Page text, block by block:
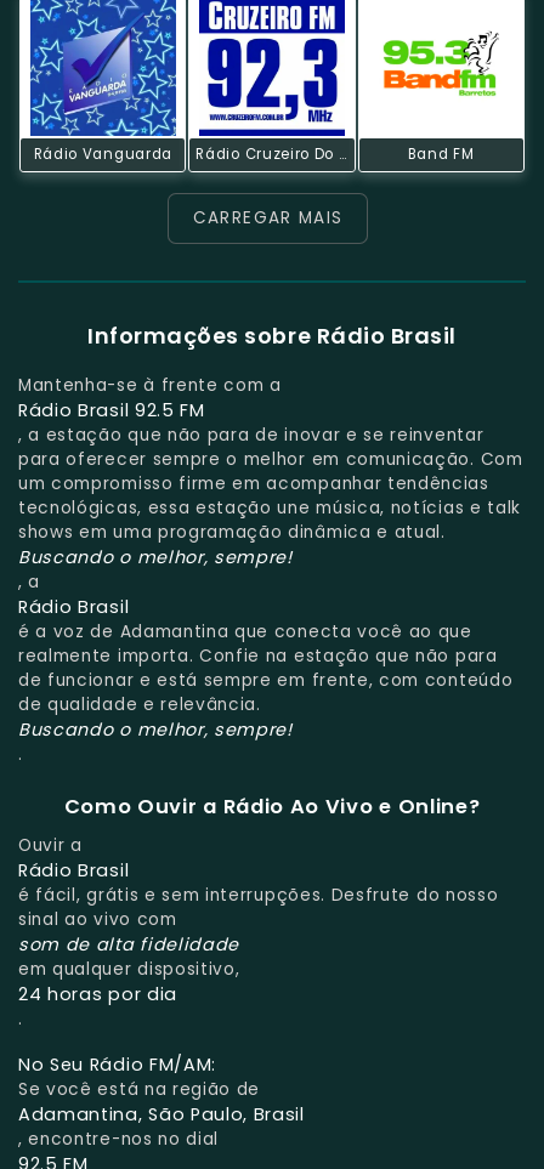
Rádio Vanguarda Rádio Cruzeiro Do Sul Band FM
CARREGAR MAIS
Informações sobre Rádio Brasil
Mantenha-se à frente com a
Rádio Brasil 92.5 FM
, a estação que não para de inovar e se reinventar
para oferecer sempre o melhor em comunicação. Com
um compromisso firme em acompanhar tendências
tecnológicas, essa estação une música, notícias e talk
shows em uma programação dinâmica e atual.
Buscando o melhor, sempre!
, a
Rádio Brasil
é a voz de Adamantina que conecta você ao que
realmente importa. Confie na estação que não para
de funcionar e está sempre em frente, com conteúdo
de qualidade e relevância.
Buscando o melhor, sempre!
.
Como Ouvir a Rádio Ao Vivo e Online?
Ouvir a
Rádio Brasil
é fácil, grátis e sem interrupções. Desfrute do nosso
sinal ao vivo com
som de alta fidelidade
em qualquer dispositivo,
24 horas por dia
.
No Seu Rádio FM/AM:
Se você está na região de
Adamantina, São Paulo, Brasil
, encontre-nos no dial